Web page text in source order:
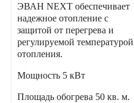
ЭВАН NEXT обеспечивает
надежное отопление с
защитой от перегрева и
регулируемой температурой
отопления.
Мощность 5 кВт
Площадь обогрева 50 кв. м.